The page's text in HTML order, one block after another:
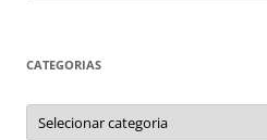
CATEGORIAS
Categorias